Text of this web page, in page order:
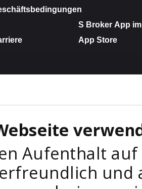
Aufenthalt
und